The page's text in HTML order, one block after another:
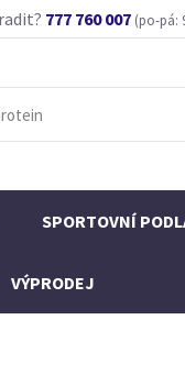
777 760 007 (po-pá:
SPORTOVNÍ
VÝPRODEJ